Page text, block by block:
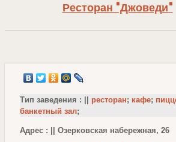
Ресторан "Джоведи"
Тип заведения : || ресторан; кафе;
банкетный зал;
Адрес : || Озерковская набережная, 26